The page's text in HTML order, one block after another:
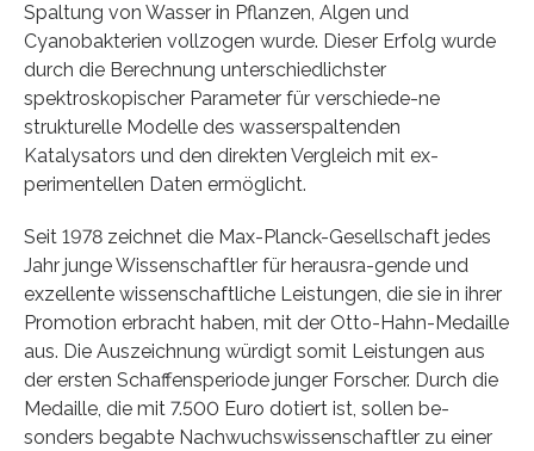
Spaltung von Wasser in Pflanzen, Algen und
Cyanobakterien vollzogen wurde. Dieser Erfolg wurde
durch die Berechnung unterschiedlichster
spektroskopischer Parameter für verschiede-ne
strukturelle Modelle des wasserspaltenden
Katalysators und den direkten Vergleich mit ex-
perimentellen Daten ermöglicht.
Seit 1978 zeichnet die Max-Planck-Gesellschaft jedes
Jahr junge Wissenschaftler für herausra-gende und
exzellente wissenschaftliche Leistungen, die sie in ihrer
Promotion erbracht haben, mit der Otto-Hahn-Medaille
aus. Die Auszeichnung würdigt somit Leistungen aus
der ersten Schaffensperiode junger Forscher. Durch die
Medaille, die mit 7.500 Euro dotiert ist, sollen be-
sonders begabte Nachwuchswissenschaftler zu einer